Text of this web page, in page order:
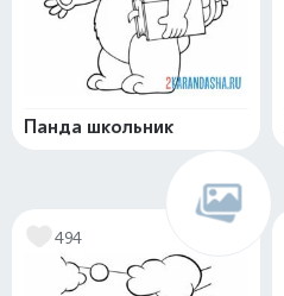
Панда школьник
494